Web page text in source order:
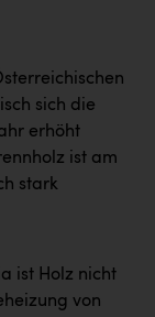
sich die
erhöht
ist am
stark
ist Holz nicht
von